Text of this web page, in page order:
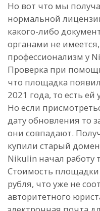
Но вот что мы
нормальной
какого-либо
органами не
профессионализм у
Проверка при
что площадка
2021 года, то есть
Но если
дату обновления то
они совпадают.
купили старый
Nikulin начал работу
Стоимость площадки
рубля, что уже не
авторитетного